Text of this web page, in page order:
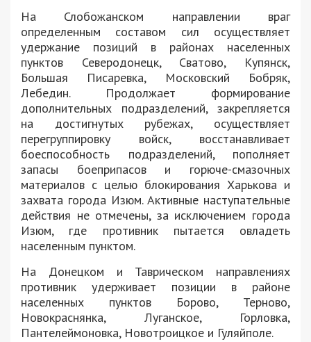
На Слобожанском направлении враг
определенным составом сил осуществляет
удержание позиций в районах населенных
пунктов Северодонецк, Сватово, Купянск,
Большая Писаревка, Московский Бобряк,
Лебедин. Продолжает формирование
дополнительных подразделений, закрепляется
на достигнутых рубежах, осуществляет
перегруппировку войск, восстанавливает
боеспособность подразделений, пополняет
запасы боеприпасов и горюче-смазочных
материалов с целью блокирования Харькова и
захвата города Изюм. Активные наступательные
действия не отмечены, за исключением города
Изюм, где противник пытается овладеть
населенным пунктом.
На Донецком и Таврическом направлениях
противник удерживает позиции в районе
населенных пунктов Борово, Терново,
Новокраснянка, Луганское, Горловка,
Пантелеймоновка, Новотроицкое и Гуляйполе.